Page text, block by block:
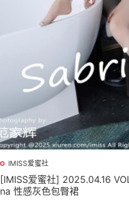
IMISS爱蜜社
[IMISS爱蜜社] 2025.04.16
na 性感灰色包臀裙